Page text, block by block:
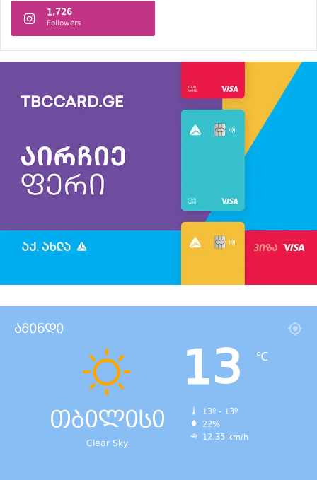
1,726
Followers
ამინდი
თბილისი
Clear Sky
13 ℃
13º - 13º
22%
12.35 km/h